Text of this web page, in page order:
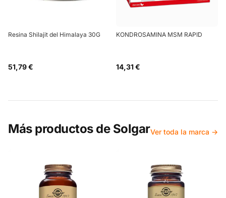
Resina Shilajit del Himalaya 30G
51,79 €
KONDROSAMINA MSM RAPID
14,31 €
Más productos de SolgarVer toda la marca →